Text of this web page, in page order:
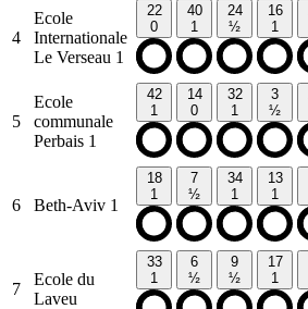
4
Ecole
Internationale
Le Verseau 1
22
0
40
1
24
½
16
1
5
Ecole
communale
Perbais 1
42
1
14
0
32
1
3
½
6 Beth-Aviv 1
18
1
7
½
34
1
13
1
7
Ecole du
Laveu
33
1
6
½
9
½
17
1